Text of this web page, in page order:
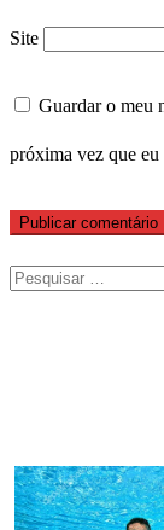
Site
Guardar o meu
próxima vez que eu
Pesquisar
por: